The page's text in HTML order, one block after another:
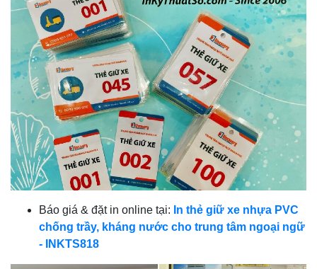
Báo giá & đặt in online tại: In thẻ giữ xe nhựa PVC
chống trầy, kháng nước cho trung tâm ngoại ngữ
- INKTS818